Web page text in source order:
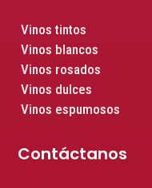
Vinos tintos
Vinos blancos
Vinos rosados
Vinos dulces
Vinos espumosos
Contáctanos